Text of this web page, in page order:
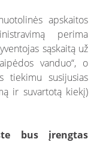
apskaitos
perima
sąskaitą už
vanduo“, o
tiekimu susijusias
ir suvartotą kiekį)
bus įrengtas